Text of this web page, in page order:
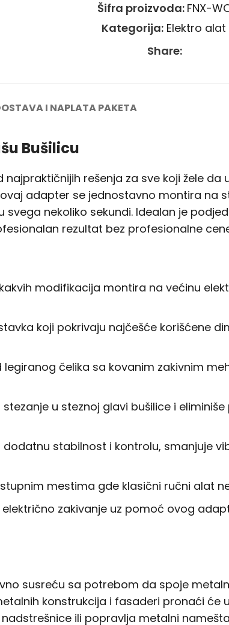
Šifra proizvoda: FNX-
Kategorija: Elektro
Share:
I NAPLATA PAKETA
Bušilicu
rešenja za sve koji žele da
adapter se jednostavno montira na
nekoliko sekundi. Idealan je
rezultat bez profesionalne
modifikacija montira na većinu
koji pokrivaju najčešće korišćene
čelika sa kovanim zakivnim
u steznoj glavi bušilice i
dodatnu stabilnost i kontrolu, smanjuje
mestima gde klasični ručni alat
zakivanje uz pomoć ovog
susreću sa potrebom da spoje
konstrukcija i fasaderi pronaći će
ili popravlja metalni